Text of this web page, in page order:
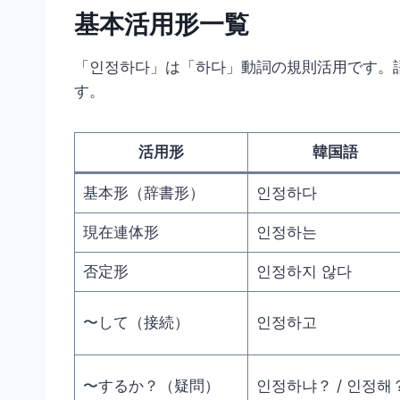
基本活用形一覧
「인정하다」は「하다」動詞の規則活用です
す。
活用形 韓国語
基本形（辞書形） 인정하다
現在連体形 인정하는
否定形 인정하지 않다
〜して（接続） 인정하고
〜するか？（疑問） 인정하냐？ / 인정해